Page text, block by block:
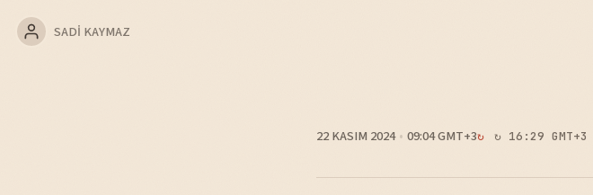
SADI KAYMAZ
22 KASIM 2024 09:04 GMT+3 ↻ 16:29 GMT+3